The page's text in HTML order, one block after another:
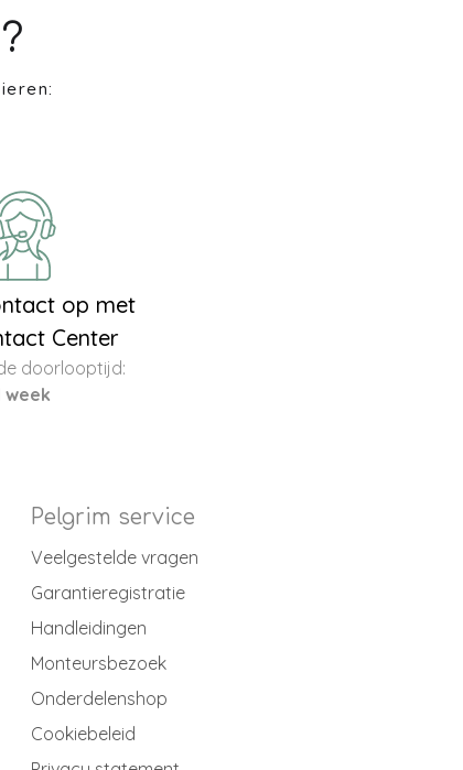
op met
Center
doorlooptijd:
week
Pelgrim service
Veelgestelde vragen
Garantieregistratie
Handleidingen
Monteursbezoek
Onderdelenshop
Cookiebeleid